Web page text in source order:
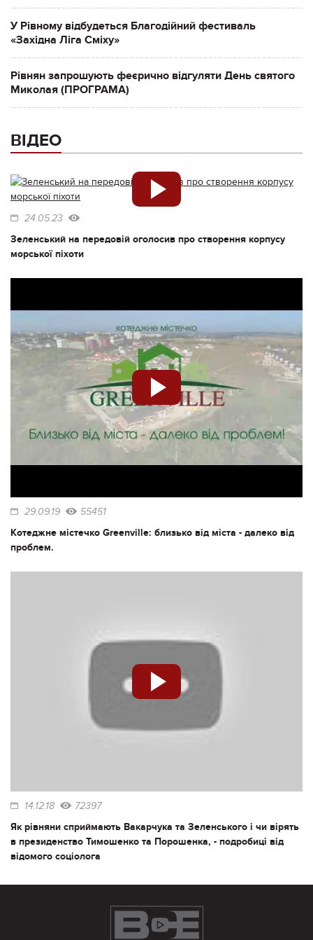
У Рівному відбудеться Благодійний фестиваль
«Західна Ліга Сміху»
Рівнян запрошують феєрично відгуляти День святого
Миколая (ПРОГРАМА)
ВІДЕО
24.05.23
Зеленський на передовій оголосив про створення корпусу
морської піхоти
29.09.19 55451
Котеджне містечко Greenville: близько від міста - далеко від
проблем.
14.12.18 72397
Як рівняни сприймають Вакарчука та Зеленського і чи вірять
в президенство Тимошенко та Порошенка, - подробиці від
відомого соціолога